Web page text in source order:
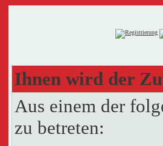
Ihnen wird der
Aus einem der
zu betreten: